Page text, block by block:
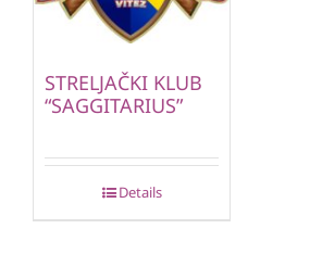
STRELJAČKI KLUB
“SAGGITARIUS”
Details